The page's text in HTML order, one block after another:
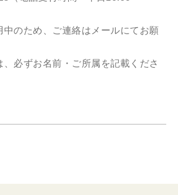
のため、ご連絡はメールにてお願
必ずお名前・ご所属を記載くださ